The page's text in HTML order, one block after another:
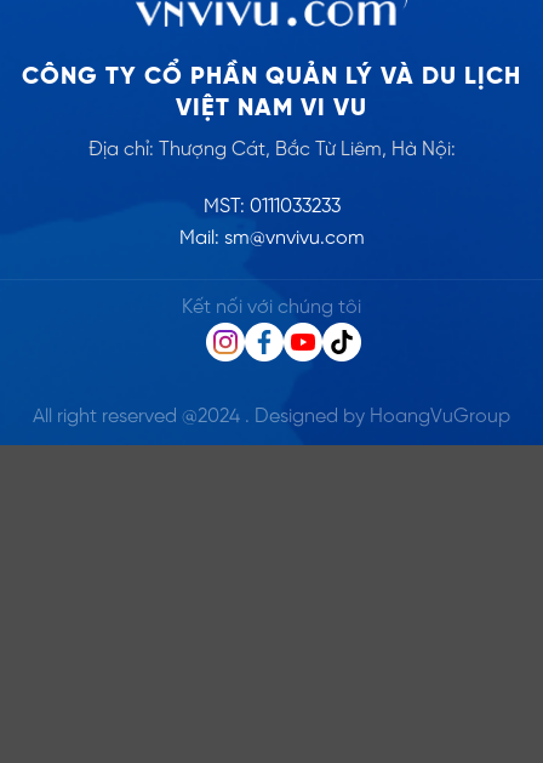
CÔNG TY CỔ PHẦN QUẢN LÝ VÀ DU LỊCH
VIỆT NAM VI VU
Địa chỉ: Thượng Cát, Bắc Từ Liêm, Hà Nội:
MST: 0111033233
Mail: sm@vnvivu.com
All right reserved @2024 . Designed by HoangVuGroup
Kết nối với chúng tôi